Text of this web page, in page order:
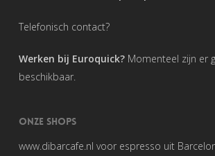
Telefonisch contact?
Werken bij Euroquick? Momenteel zijn er
beschikbaar.
ONZE SHOPS
www.dibarcafe.nl voor espresso uit